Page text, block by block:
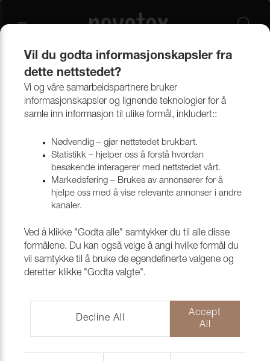
Produkter Annet tillbehør
Malpapp
Filtrera
Vil du godta informasjonskapsler fra
dette nettstedet?
Vi og våre samarbeidspartnere bruker
informasjonskapsler og lignende teknologier for å
samle inn informasjon til ulike formål, inkludert::
Nødvendig – gjør nettstedet brukbart.
Statistikk – hjelper oss å forstå hvordan
besøkende interagerer med nettstedet vårt.
Markedsføring – Brukes av annonsører for å
hjelpe oss med å vise relevante annonser i andre
kanaler.
Ved å klikke "Godta alle" samtykker du til alle disse
formålene. Du kan også velge å angi hvilke formål du
vil samtykke til å bruke de egendefinerte valgene og
deretter klikke "Godta valgte".
Decline All
Accept
All